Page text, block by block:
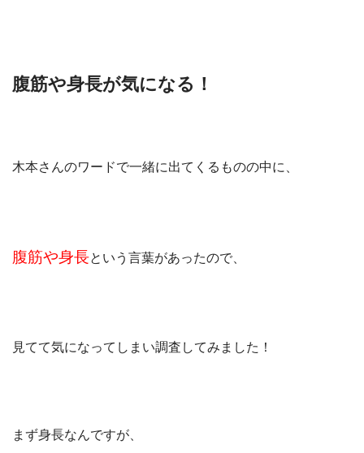
腹筋や身長が気になる！
木本さんのワードで一緒に出てくるものの中に、
腹筋や身長という言葉があったので、
見てて気になってしまい調査してみました！
まず身長なんですが、